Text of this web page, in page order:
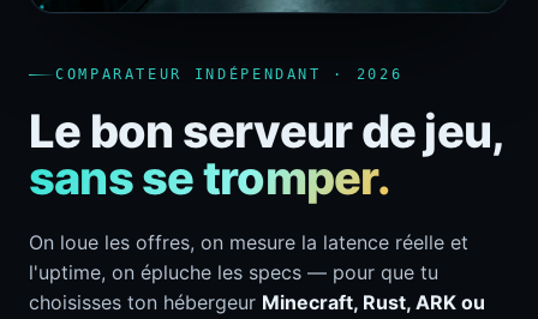
COMPARATEUR INDÉPENDANT · 2026
Le bon serveur de jeu,
sans se tromper.
On loue les offres, on mesure la latence réelle et
l'uptime, on épluche les specs — pour que tu
choisisses ton hébergeur Minecraft, Rust, ARK ou